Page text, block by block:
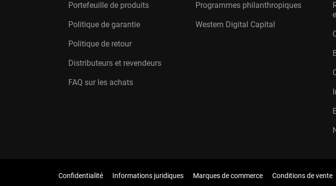
Portefeuille de produits
Politique de garantie
Politique de retour
Distributeurs et revendeurs
FAQ sur les achats
Programmes philanthropiques
Western Digital Capital
Confidentialité Informations juridiques Marques de commerce Conditions de vente